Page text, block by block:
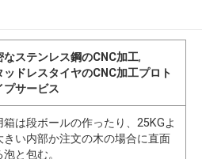
なステンレス鋼のCNC加工,
ッドレスタイヤのCNC加工プロト
プサービス
箱は段ボールの作ったり、25KGよ
きい内部か注文の木の場合に直面
泡と包む。